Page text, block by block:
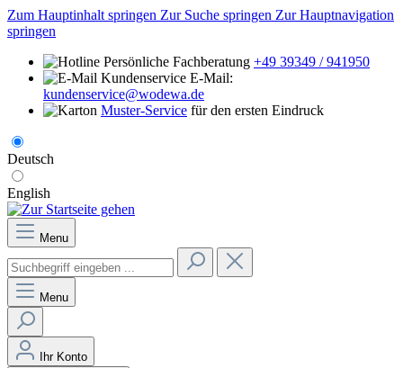
Zum Hauptinhalt springen Zur Suche springen Zur Hauptnavigation
springen
Persönliche Fachberatung +49 39349 / 941950
E-Mail:
kundenservice@wodewa.de
Muster-Service für den ersten Eindruck
Deutsch
English
Menu
Menu
Ihr Konto